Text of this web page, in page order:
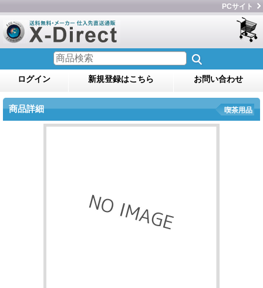
PCサイト
ログイン 新規登録はこちら お問い合わせ
商品詳細 喫茶用品